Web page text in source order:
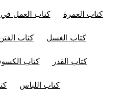
كتاب العمرة كتاب العمل في
كتاب الغسل كتاب
كتاب القدر كتاب
كتاب اللباس